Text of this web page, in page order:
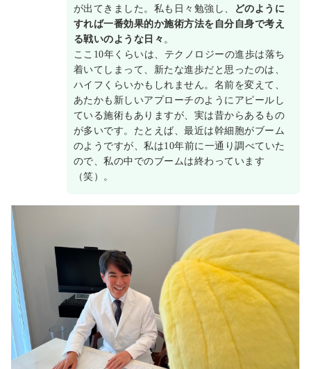
が出てきました。私も日々勉強し、
どのように
すれば一番効果的か施術方法を自分自身で考え
る戦いのような日々 。
ここ10年くらいは、テクノロジーの進歩は落ち
着いてしまって、新たな進歩だと思ったのは、
ハイフくらいかもしれません。名前を変えて、
あたかも新しいアプローチのようにアピールし
ている施術もありますが、実は昔からあるもの
が多いです。たとえば、最近は幹細胞がブーム
のようですが、私は10年前に一通り調べていた
ので、私の中でのブームは終わっています
（笑）。